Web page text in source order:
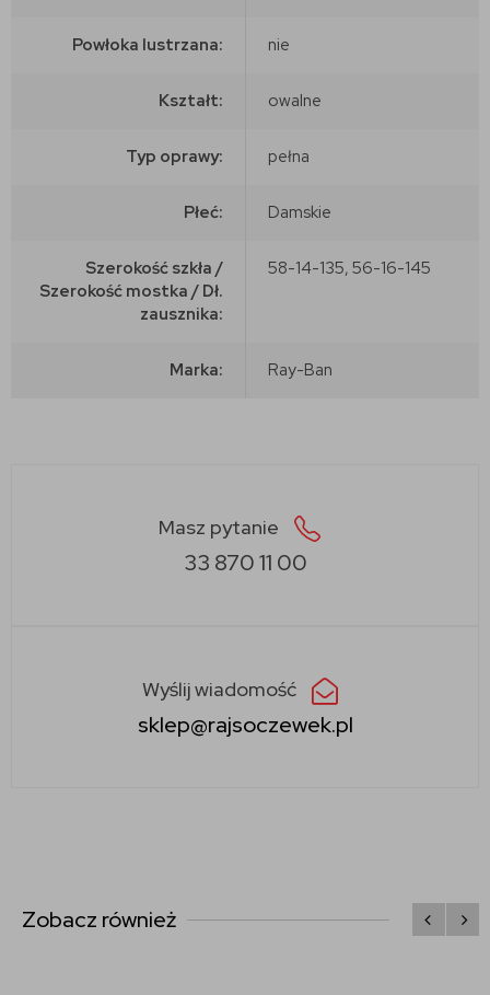
Powłoka lustrzana: nie
Kształt: owalne
Typ oprawy: pełna
Płeć: Damskie
Szerokość szkła /
Szerokość mostka / Dł.
zausznika:
58-14-135, 56-16-145
Marka: Ray-Ban
Masz pytanie
33 870 11 00
Wyślij wiadomość
sklep@rajsoczewek.pl
Zobacz również